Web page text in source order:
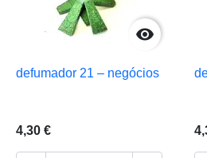

defumador 21 – negócios
4,30 €